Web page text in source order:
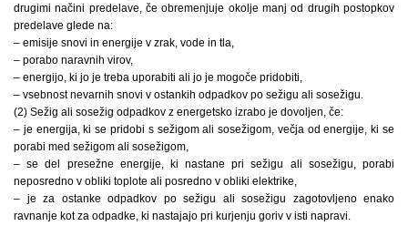
drugimi načini predelave, če obremenjuje okolje manj od drugih postopkov
predelave glede na:
– emisije snovi in energije v zrak, vode in tla,
– porabo naravnih virov,
– energijo, ki jo je treba uporabiti ali jo je mogoče pridobiti,
– vsebnost nevarnih snovi v ostankih odpadkov po sežigu ali sosežigu.
(2) Sežig ali sosežig odpadkov z energetsko izrabo je dovoljen, če:
– je energija, ki se pridobi s sežigom ali sosežigom, večja od energije, ki se
porabi med sežigom ali sosežigom,
– se del presežne energije, ki nastane pri sežigu ali sosežigu, porabi
neposredno v obliki toplote ali posredno v obliki elektrike,
– je za ostanke odpadkov po sežigu ali sosežigu zagotovljeno enako
ravnanje kot za odpadke, ki nastajajo pri kurjenju goriv v isti napravi.